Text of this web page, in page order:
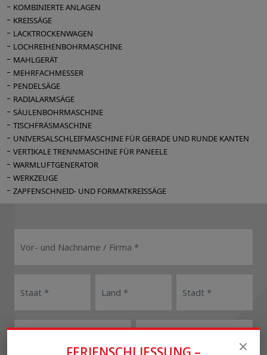
KOMBINIERTE ANLAGEN
KREISSÄGE
LACKTROCKENWAGEN
LOCHREIHENBOHRMASCHINE
MAHLGERÄT
MEHRFACHMESSER
PENDELSÄGE
RADIALARMSÄGE
SÄULENBOHRMASCHINE
TISCHFRÄSMASCHINE
UNIVERSALSCHLEIFMASCHINE FÜR GERADE UND RUNDE KANTEN
VERTIKALE TRENNMASCHINE FÜR PANEELE
WARMLUFTGENERATOR
WERKZEUGE
ZAPFENSCHNEID- UND FORMATKREISSÄGE